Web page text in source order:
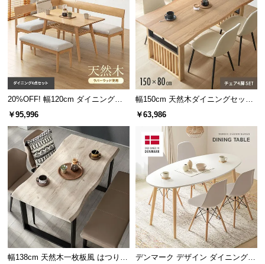
20%OFF! 幅120cm ダイニングソ
ファ 4点セット
￥95,996
幅150cm 天然木ダイニングセット
一枚板デザイン 4人掛け
￥63,986
幅138cm 天然木一枚板風 はつりダ デンマーク デザイン ダイニングテ